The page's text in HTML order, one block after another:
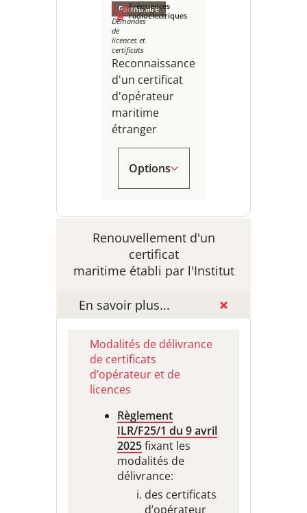
Renouvellement d'un
certificat
maritime établi par l'Institut
Reconnaissance
d'un certificat
d'opérateur
maritime
étranger
Formulaire
Demandes
de
licences et
certificats
Fréquences
radioélectriques
Options
En savoir plus...
Modalités de délivrance
de certificats
d’opérateur et de
licences
Règlement
ILR/F25/1 du 9 avril
2025fixant les
modalités de
délivrance:
des certificats
d’opérateur